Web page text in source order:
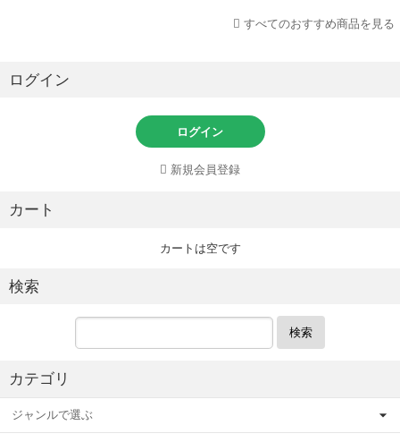
すべてのおすすめ商品を見る
ログイン
ログイン
新規会員登録
カート
カートは空です
検索
検索
カテゴリ
ジャンルで選ぶ